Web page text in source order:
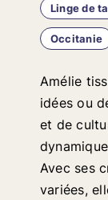
Linge de
Occitanie
Amélie
idées ou
et de
Avec ses
variées,